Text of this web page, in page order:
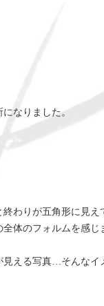
なりました。
わりが五角形に見
体のフォルムを感じ
える写真…そんなイ